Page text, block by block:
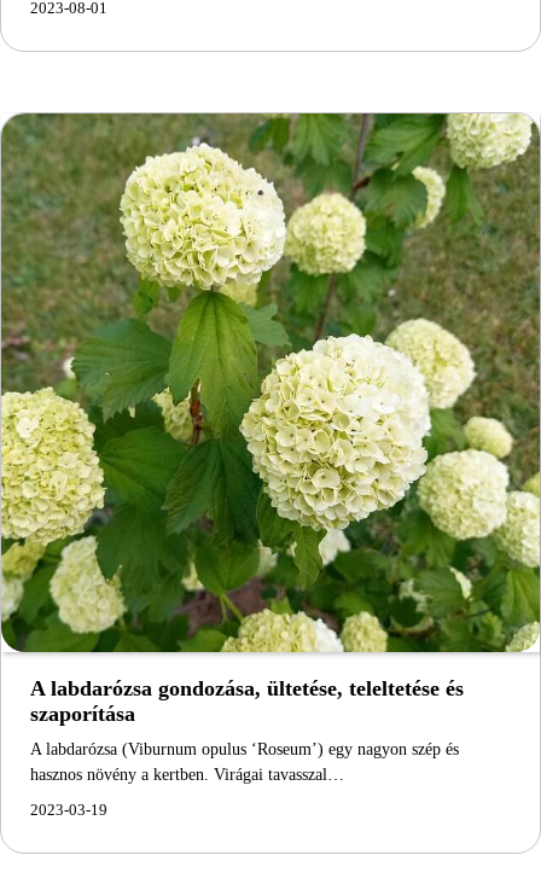
2023-08-01
A labdarózsa gondozása, ültetése, teleltetése és
szaporítása
A labdarózsa (Viburnum opulus ‘Roseum’) egy nagyon szép és
hasznos növény a kertben. Virágai tavasszal…
2023-03-19